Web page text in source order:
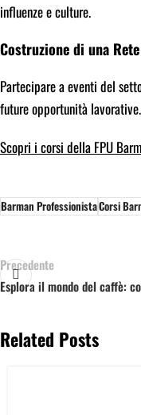
influenze e culture.
Costruzione di una
Partecipare a eventi del
future opportunità lavorative.
Scopri i corsi della FPU
Barman ProfessionistaCorsi
Precedente
Esplora il mondo del caffè:
Related Posts